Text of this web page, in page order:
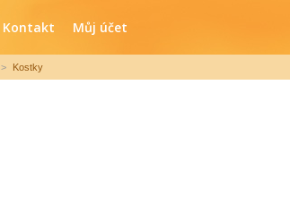
Kontakt Můj účet
> Kostky